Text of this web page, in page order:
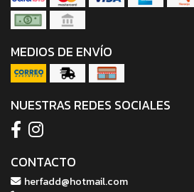
MEDIOS DE ENVÍO
NUESTRAS REDES SOCIALES
CONTACTO
herfadd@hotmail.com